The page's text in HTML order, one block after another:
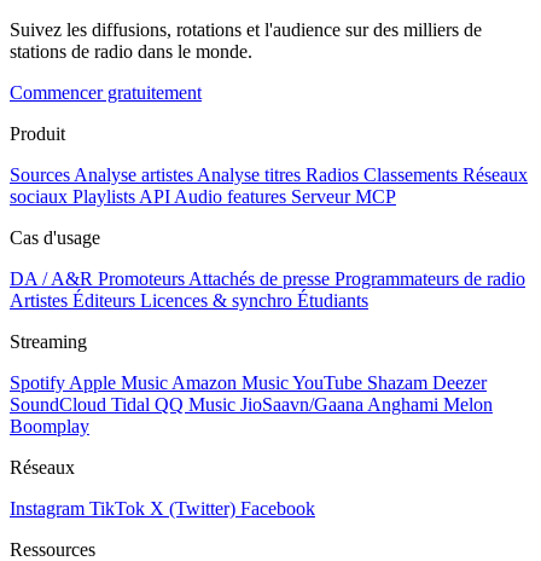
Suivez les diffusions, rotations et l'audience sur des milliers de
stations de radio dans le monde.
Commencer gratuitement
Produit
Sources Analyse artistes Analyse titres Radios Classements Réseaux
sociaux Playlists API Audio features Serveur MCP
Cas d'usage
DA / A&R Promoteurs Attachés de presse Programmateurs de radio
Artistes Éditeurs Licences & synchro Étudiants
Streaming
Spotify Apple Music Amazon MusicYouTube Shazam Deezer
SoundCloud Tidal QQ Music JioSaavn/Gaana Anghami Melon
Boomplay
Réseaux
Instagram TikTok X (Twitter) Facebook
Ressources